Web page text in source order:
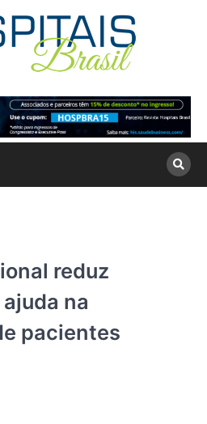
reduz
na
pacientes